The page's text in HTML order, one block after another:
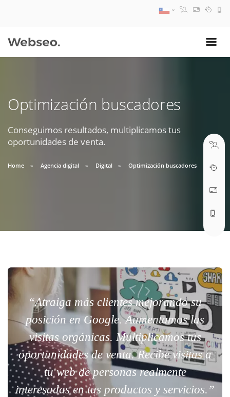
Optimización buscadores
Conseguimos resultados, multiplicamos tus
oportunidades de venta.
Home Agencia digital Digital Optimización buscadores
“Atraiga más clientes mejorando su
posición en Google. Aumentamos las
visitas orgánicas. Multiplicamos tus
oportunidades de venta. Recibe visitas a
tu web de personas realmente
interesadas en tus productos y servicios.”
09:30 AM A 18:30 PM
soporte@webseo.cl